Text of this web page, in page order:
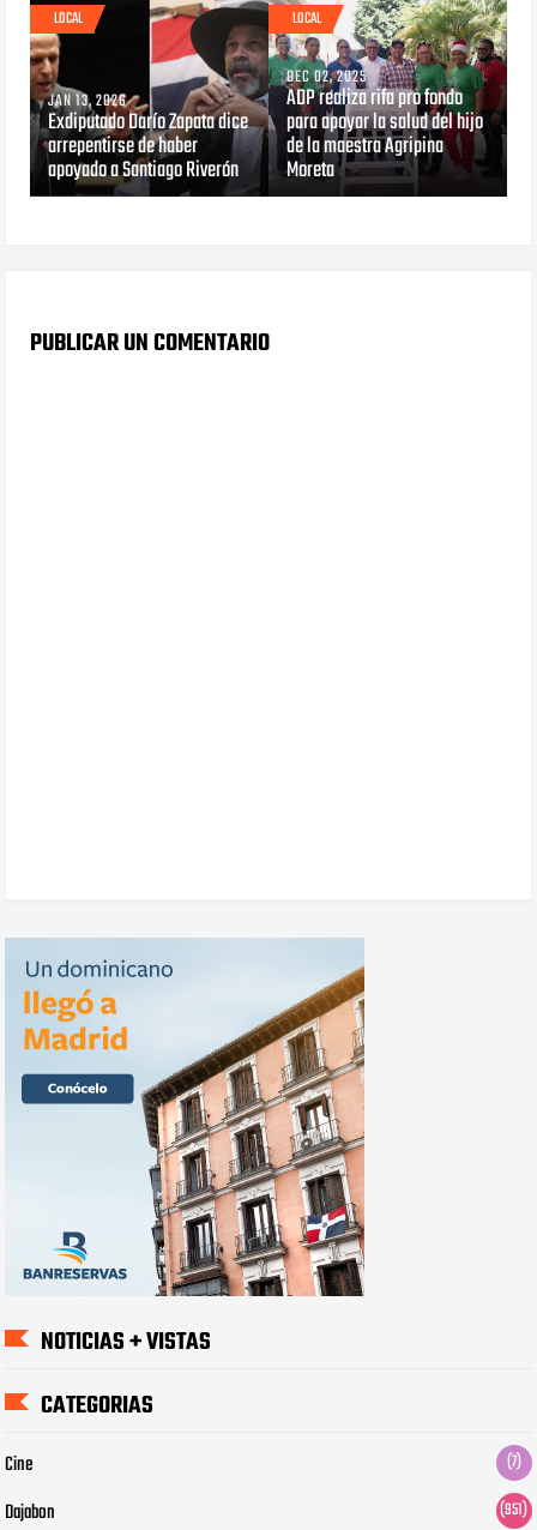
LOCAL
JAN 13, 2026
Exdiputado Darío Zapata dice
arrepentirse de haber
apoyado a Santiago Riverón
LOCAL
DEC 02, 2025
ADP realiza rifa pro fondo
para apoyar la salud del hijo
de la maestra Agripina
Moreta
PUBLICAR UN COMENTARIO
NOTICIAS + VISTAS
CATEGORIAS
Cine (7)
Dajabon (951)